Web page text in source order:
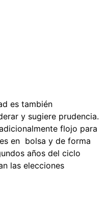
es también
y sugiere prudencia.
flojo para
en bolsa y de forma
años del ciclo
las elecciones